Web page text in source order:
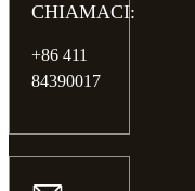
CHIAMACI:
+86 411
84390017